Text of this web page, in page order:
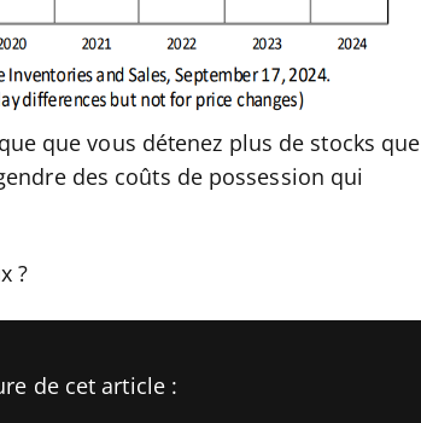
que vous détenez plus de stocks que
des coûts de possession qui
?
de cet article :